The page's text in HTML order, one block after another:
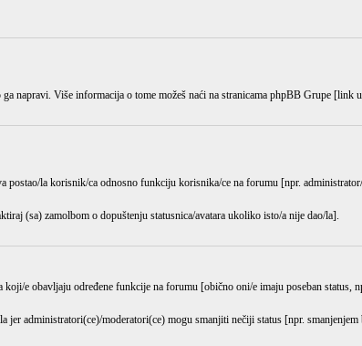
napravi. Više informacija o tome možeš naći na stranicama phpBB Grupe [link
postao/la korisnik/ca odnosno funkciju korisnika/ce na forumu [npr.
(sa) zamolbom o dopuštenju statusnica/avatara ukoliko isto/a nije dao/la].
e obavljaju određene funkcije na forumu [obično oni/e imaju poseban status,
jer administratori(ce)/moderatori(ce) mogu smanjiti nečiji status [npr.